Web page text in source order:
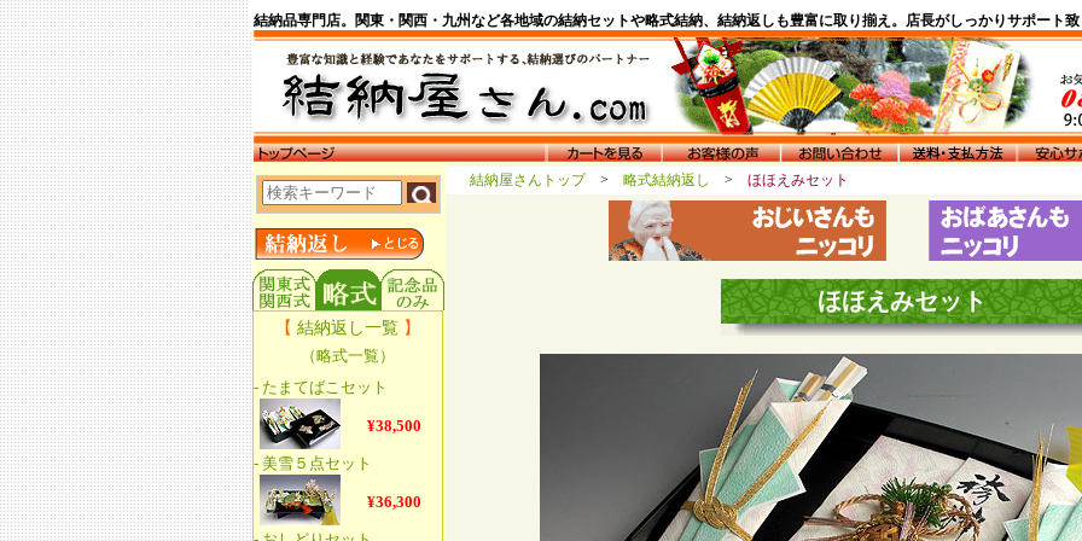
結納品専門店。関東・関西・九州など各地域の結納セットや略式結納、結納返しも豊富に取り揃え。店長がしっかりサポート
結納屋さんトップ > 略式結納返し > ほほえみセット
ほほえみセット